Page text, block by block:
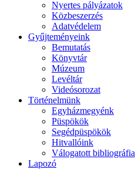
Nyertes pályázatok
Közbeszerzés
Adatvédelem
Gyűjteményeink
Bemutatás
Könyvtár
Múzeum
Levéltár
Videósorozat
Történelmünk
Egyházmegyénk
Püspökök
Segédpüspökök
Hitvallóink
Válogatott bibliográfia
Lapozó